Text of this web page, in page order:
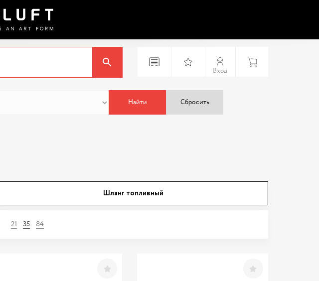
Вход
Найти Сбросить
Шланг топливный
21 35 84